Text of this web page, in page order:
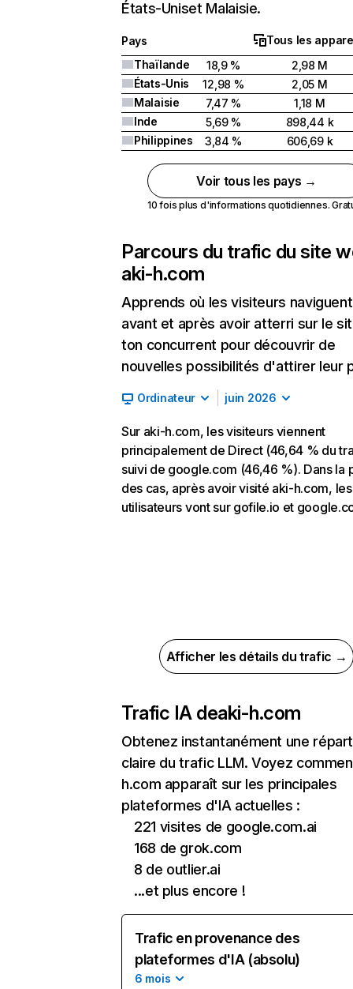
États-Uniset Malaisie.
Pays
Tous les
Thaïlande
18,9 %
2,98 M
États-Unis
12,98 %
2,05 M
Malaisie
7,47 %
1,18 M
Inde
5,69 %
898,44 k
Philippines
3,84 % 606,69 k
Voir tous les pays →
10 fois plus d'informations quotidiennes.
Parcours du trafic du site
aki-h.com
Apprends où les visiteurs naviguent
avant et après avoir atterri sur le
ton concurrent pour découvrir de
nouvelles possibilités d'attirer leur
Ordinateur juin 2026
Sur aki-h.com, les visiteurs viennent
principalement de Direct (46,64 % du
suivi de google.com (46,46 %). Dans la
des cas, après avoir visité aki-h.com, les
utilisateurs vont sur gofile.io et
Afficher les détails du trafic →
Trafic IA deaki-h.com
Obtenez instantanément une
claire du trafic LLM. Voyez
h.com apparaît sur les principales
plateformes d'IA actuelles :
221 visites de google.com.ai
168 de grok.com
8 de outlier.ai
...et plus encore !
Trafic en provenance des
plateformes d'IA (absolu)
6 mois